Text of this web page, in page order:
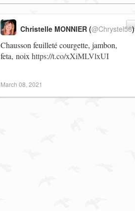
Chausson feuilleté courgette, jambon,
feta, noix https://t.co/xXiMLVlxUI
Christelle MONNIER (@Chrystel56)
March 08, 2021